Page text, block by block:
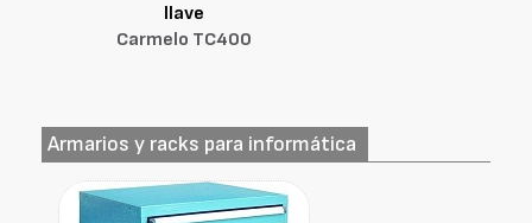
llave
Carmelo TC400
Armarios y racks para informática